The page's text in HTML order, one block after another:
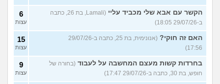
הקשר עם אבא שלי מכביד עליי
(Lamali, בת 26, כתבה
ב-29/07/26 18:05)
6
עצות
האם זה חוקי?
(אנונימית, בת 25, כתבה ב-29/07/26
17:56)
15
עצות
בחרדות קשות מעצם המחשבה על לעבוד (בחורה של
חופש, בת 30, כתבה ב-29/07/26 17:47)
9
עצות